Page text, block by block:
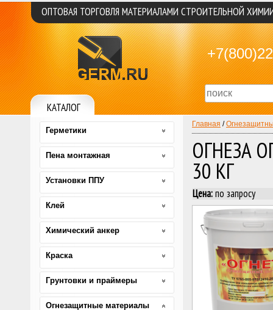
Главная /
ОГНЕЗА
30 КГ
Цена:по запросу
Герметики
Пена монтажная
Установки ППУ
Клей
Химический анкер
Краска
Грунтовки и праймеры
Огнезащитные материалы
ОПТОВАЯ ТОРГОВЛЯ МАТЕРИАЛАМИ СТРОИТЕЛЬНОЙ
КАТАЛОГ